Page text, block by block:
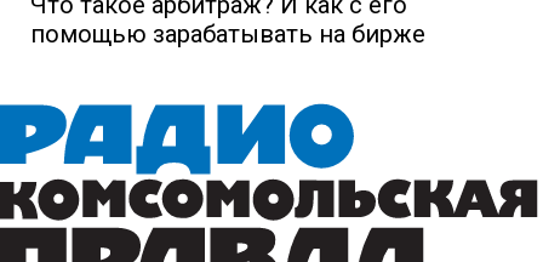
помощью зарабатывать на бирже